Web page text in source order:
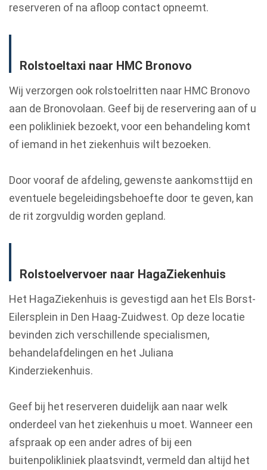
reserveren of na afloop contact opneemt.
Rolstoeltaxi naar HMC Bronovo
Wij verzorgen ook rolstoelritten naar HMC Bronovo
aan de Bronovolaan. Geef bij de reservering aan of u
een polikliniek bezoekt, voor een behandeling komt
of iemand in het ziekenhuis wilt bezoeken.
Door vooraf de afdeling, gewenste aankomsttijd en
eventuele begeleidingsbehoefte door te geven, kan
de rit zorgvuldig worden gepland.
Rolstoelvervoer naar HagaZiekenhuis
Het HagaZiekenhuis is gevestigd aan het Els Borst-
Eilersplein in Den Haag-Zuidwest. Op deze locatie
bevinden zich verschillende specialismen,
behandelafdelingen en het Juliana
Kinderziekenhuis.
Geef bij het reserveren duidelijk aan naar welk
onderdeel van het ziekenhuis u moet. Wanneer een
afspraak op een ander adres of bij een
buitenpolikliniek plaatsvindt, vermeld dan altijd het